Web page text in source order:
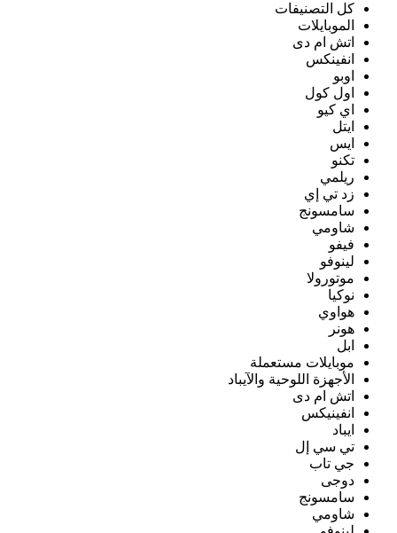
كل التصنيفات
الموبايلات
اتش ام دى
انفينكس
اوبو
اول كول
اي كيو
ايتل
ايس
تكنو
ريلمي
زد تي إي
سامسونج
شاومي
فيفو
لينوفو
موتورولا
نوكيا
هواوي
هونر
ابل
موبايلات مستعملة
الأجهزة اللوحية والآيباد
اتش ام دى
انفينيكس
ايباد
تي سي إل
جي تاب
دوجى
سامسونج
شاومي